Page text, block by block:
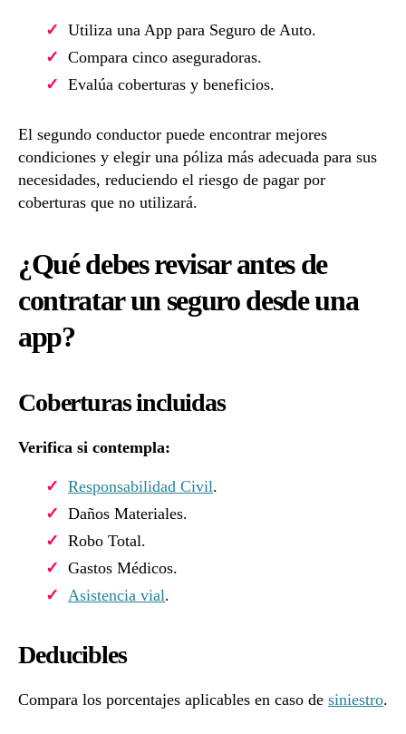
Utiliza una App para Seguro de Auto.
Compara cinco aseguradoras.
Evalúa coberturas y beneficios.
El segundo conductor puede encontrar mejores
condiciones y elegir una póliza más adecuada para sus
necesidades, reduciendo el riesgo de pagar por
coberturas que no utilizará.
¿Qué debes revisar antes de
contratar un seguro desde una
app?
Coberturas incluidas
Verifica si contempla:
Responsabilidad Civil.
Daños Materiales.
Robo Total.
Gastos Médicos.
Asistencia vial.
Deducibles
Compara los porcentajes aplicables en caso de siniestro.